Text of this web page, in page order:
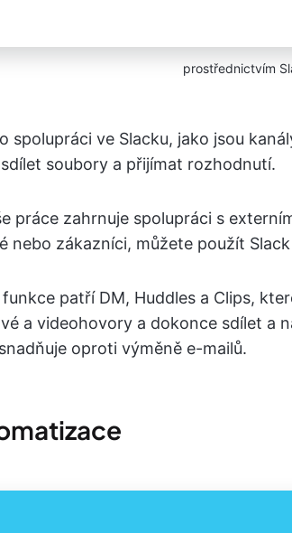
prostřednictvím
spolupráci ve Slacku, jako jsou
soubory a přijímat rozhodnutí.
práce zahrnuje spolupráci s
nebo zákazníci, můžete použít
funkce patří DM, Huddles a Clips,
a videohovory a dokonce sdílet a
oproti výměně e-mailů.